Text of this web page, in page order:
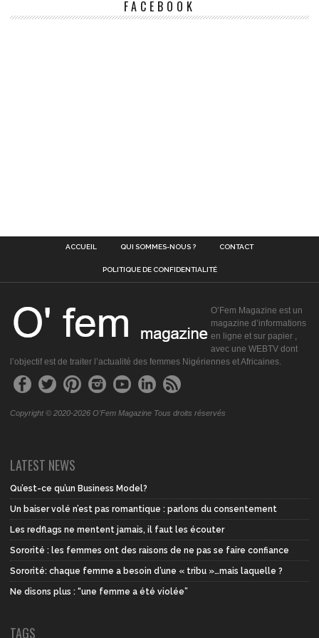
FACEBOOK
ACCUEIL QUI SOMMES-NOUS ? CONTACT
POLITIQUE DE CONFIDENTIALITÉ
O’Fem Magazine est un
magazine d’informations
en ligne et sur papier ,
avec une WEBTV dont
l’objectif est de traiter l’actualité des femmes Nigériennes et Africaines.
Copyright © 2020-2026 O'Fem Magazine Tous droits réservés
LATEST NEWS
Qu’est-ce qu’un Business Model?
Un baiser volé n’est pas romantique : parlons du consentement
Les redflags ne mentent jamais, il faut les écouter
Sororité : les femmes ont des raisons de ne pas se faire confiance
Sororité: chaque femme a besoin d’une « tribu »…mais laquelle ?
Ne disons plus : “une femme a été violée”
TAGS